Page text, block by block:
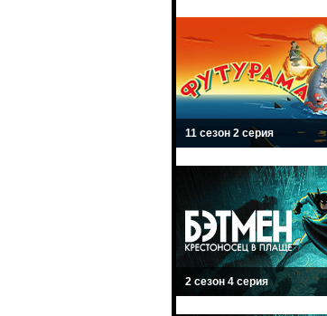
11 сезон 2 серия
2 сезон 4 серия